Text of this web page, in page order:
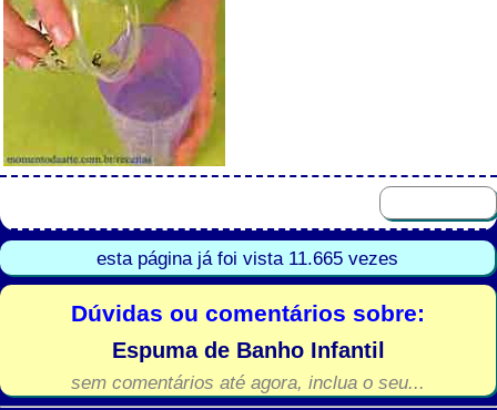
esta página já foi vista 11.665 vezes
Dúvidas ou comentários sobre:
Espuma de Banho Infantil
sem comentários até agora, inclua o seu...